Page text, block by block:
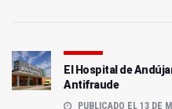
El Hospital de
Antifraude
PUBLICADO EL 13 DE